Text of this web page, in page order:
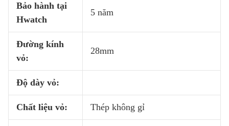
Bảo hành tại
Hwatch
5 năm
Đường kính
vỏ:
28mm
Độ dày vỏ:
Chất liệu vỏ: Thép không gỉ